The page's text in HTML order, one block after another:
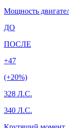
Мощность
ДО
ПОСЛЕ
+47
(+20%)
328 Л.С.
340 Л.С.